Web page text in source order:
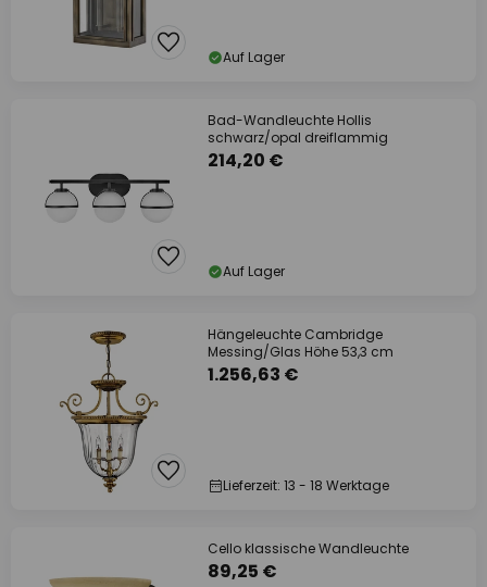
Auf Lager
Bad-Wandleuchte Hollis
schwarz/opal dreiflammig
214,20 €
Auf Lager
Hängeleuchte Cambridge
Messing/Glas Höhe 53,3 cm
1.256,63 €
Lieferzeit: 13 - 18 Werktage
Cello klassische Wandleuchte
89,25 €